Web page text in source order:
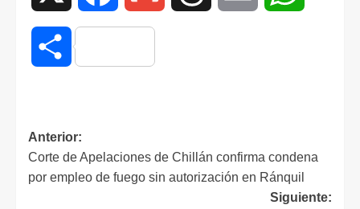
Compartir
Anterior:
Corte de Apelaciones de Chillán confirma condena
por empleo de fuego sin autorización en Ránquil
Siguiente: